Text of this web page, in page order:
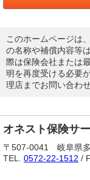
このホームページは
の名称や補償内容等
際は保険会社または
明を再度受ける必要
理店までお問い合わ
オネスト保険サ
〒507-0041 岐阜県
TEL. 0572-22-1512 /